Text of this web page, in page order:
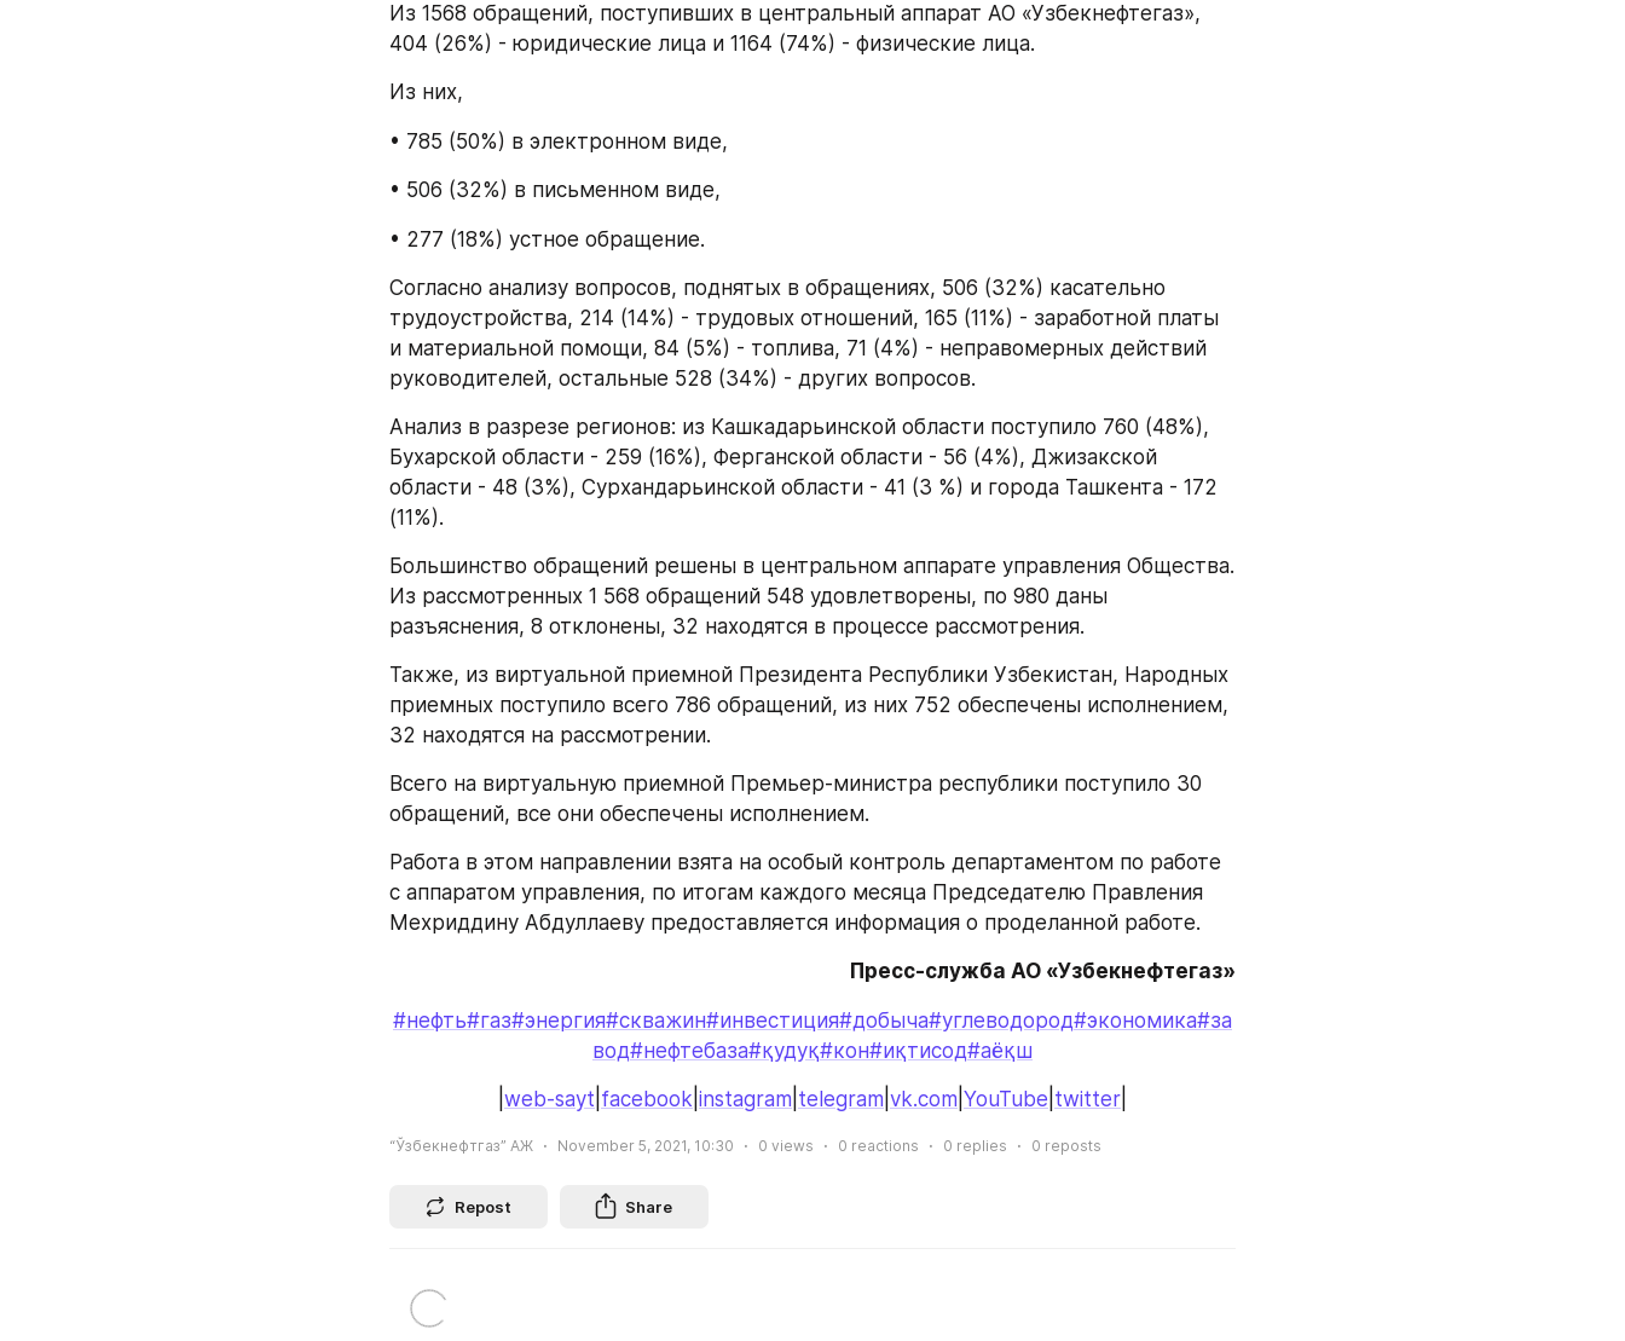
Из 1568 обращений, поступивших в центральный аппарат АО «Узбекнефтегаз»,
404 (26%) - юридические лица и 1164 (74%) - физические лица.
Из них,
• 785 (50%) в электронном виде,
• 506 (32%) в письменном виде,
• 277 (18%) устное обращение.
Согласно анализу вопросов, поднятых в обращениях, 506 (32%) касательно
трудоустройства, 214 (14%) - трудовых отношений, 165 (11%) - заработной платы
и материальной помощи, 84 (5%) - топлива, 71 (4%) - неправомерных действий
руководителей, остальные 528 (34%) - других вопросов.
Анализ в разрезе регионов: из Кашкадарьинской области поступило 760 (48%),
Бухарской области - 259 (16%), Ферганской области - 56 (4%), Джизакской
области - 48 (3%), Сурхандарьинской области - 41 (3 %) и города Ташкента - 172
(11%).
Большинство обращений решены в центральном аппарате управления Общества.
Из рассмотренных 1 568 обращений 548 удовлетворены, по 980 даны
разъяснения, 8 отклонены, 32 находятся в процессе рассмотрения.
Также, из виртуальной приемной Президента Республики Узбекистан, Народных
приемных поступило всего 786 обращений, из них 752 обеспечены исполнением,
32 находятся на рассмотрении.
Всего на виртуальную приемной Премьер-министра республики поступило 30
обращений, все они обеспечены исполнением.
Работа в этом направлении взята на особый контроль департаментом по работе
с аппаратом управления, по итогам каждого месяца Председателю Правления
Мехриддину Абдуллаеву предоставляется информация о проделанной работе.
Пресс-служба АО «Узбекнефтегаз»
#нефть#газ#энергия#скважин#инвестиция#добыча#углеводород#экономика#за
вод#нефтебаза#қудуқ#кон#иқтисод#аёқш
web-sayt facebook instagram telegram vk.com YouTube twitter
“Ўзбекнефтгаз” АЖ November 5, 2021, 10:30 0 views 0 reactions 0 replies 0 reposts
Repost Share